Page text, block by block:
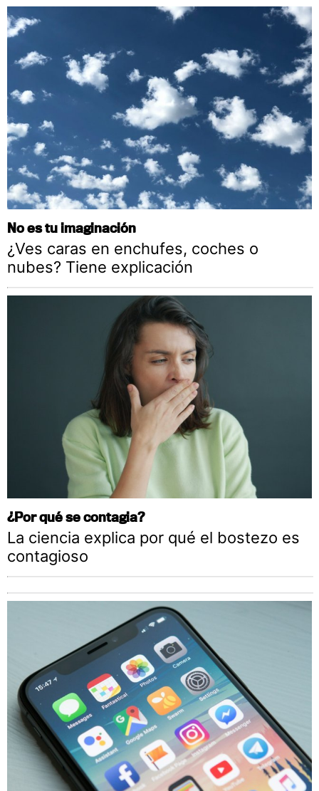
No es tu imaginación
¿Ves caras en enchufes, coches o
nubes? Tiene explicación
¿Por qué se contagia?
La ciencia explica por qué el bostezo es
contagioso